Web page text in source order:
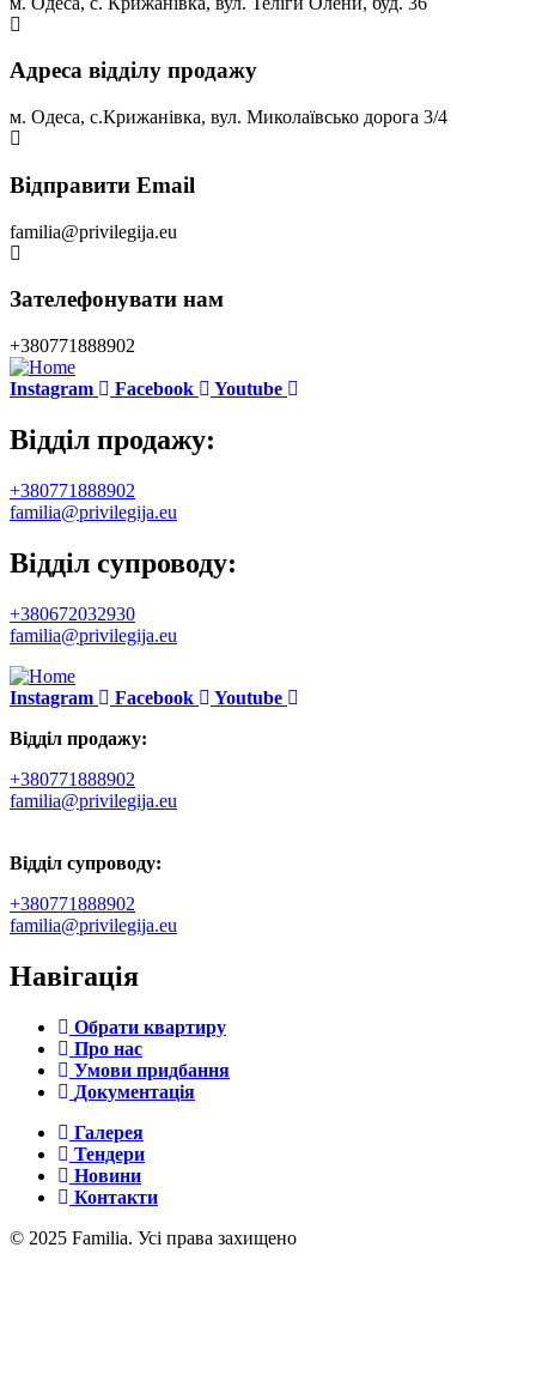
Адреса відділу продажу
м. Одеса, с.Крижанівка, вул. Миколаївсько дорога 3/4
Відправити Email
familia@privilegija.eu
Зателефонувати нам
+380771888902
Instagram Facebook Youtube
Відділ продажу:
+380771888902
familia@privilegija.eu
Відділ супроводу:
+380672032930
familia@privilegija.eu
Instagram Facebook
Youtube
Відділ продажу:
+380771888902
familia@privilegija.eu
Відділ супроводу:
+380771888902
familia@privilegija.eu
Навігація
Обрати квартиру
Про нас
Умови придбання
Документація
Галерея
Тендери
Новини
Контакти
© 2025 Familia. Усі права захищено